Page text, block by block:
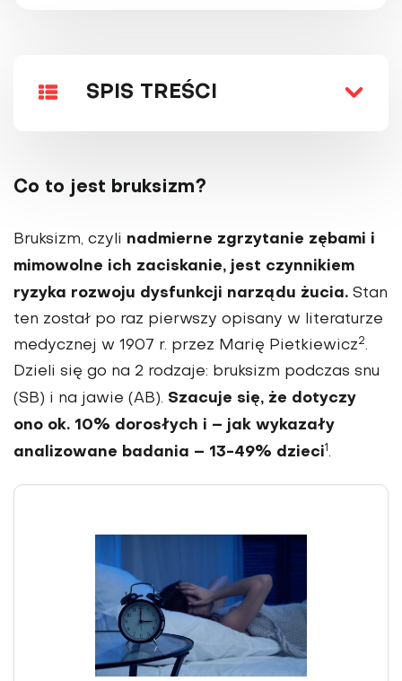
SPIS TREŚCI
Co to jest bruksizm?
Bruksizm, czyli nadmierne zgrzytanie zębami i
mimowol­ne ich zaciskanie, jest czyn­nikiem
ryzyka rozwoju dys­funkcji narządu żucia. Stan
ten został po raz pierwszy opisany w literaturze
medycz­nej w 1907 r. przez Marię Pietkiewicz2.
Dzieli się go na 2 rodzaje: bruksizm podczas snu
(SB) i na jawie (AB). Szacuje się, że dotyczy
ono ok. 10% dorosłych i – jak wykazały
analizowane bada­nia – 13-49% dzieci1.